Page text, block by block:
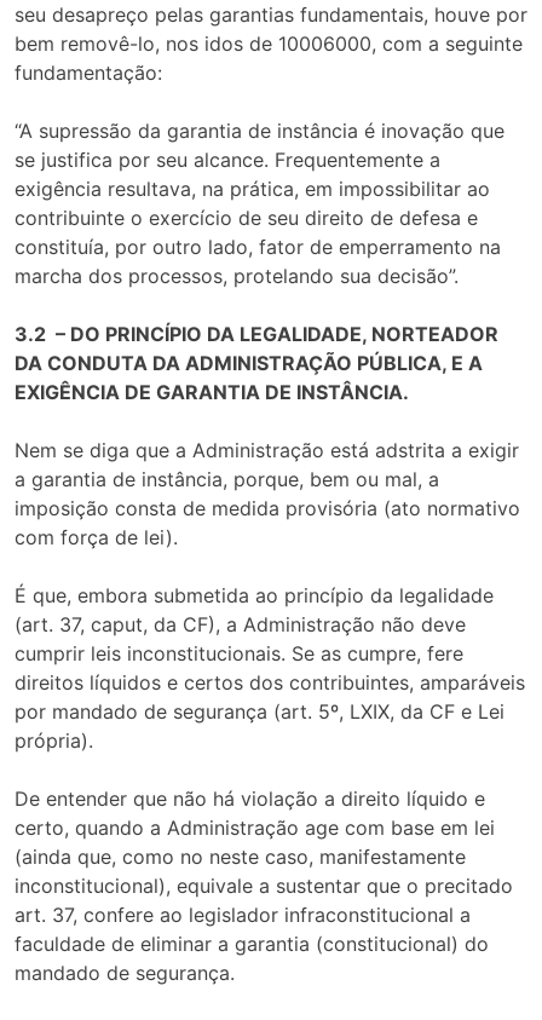
seu desapreço pelas garantias fundamentais, houve por
bem removê-lo, nos idos de 10006000, com a seguinte
fundamentação:
“A supressão da garantia de instância é inovação que
se justifica por seu alcance. Frequentemente a
exigência resultava, na prática, em impossibilitar ao
contribuinte o exercício de seu direito de defesa e
constituía, por outro lado, fator de emperramento na
marcha dos processos, protelando sua decisão”.
3.2 – DO PRINCÍPIO DA LEGALIDADE, NORTEADOR
DA CONDUTA DA ADMINISTRAÇÃO PÚBLICA, E A
EXIGÊNCIA DE GARANTIA DE INSTÂNCIA.
Nem se diga que a Administração está adstrita a exigir
a garantia de instância, porque, bem ou mal, a
imposição consta de medida provisória (ato normativo
com força de lei).
É que, embora submetida ao princípio da legalidade
(art. 37, caput, da CF), a Administração não deve
cumprir leis inconstitucionais. Se as cumpre, fere
direitos líquidos e certos dos contribuintes, amparáveis
por mandado de segurança (art. 5º, LXIX, da CF e Lei
própria).
De entender que não há violação a direito líquido e
certo, quando a Administração age com base em lei
(ainda que, como no neste caso, manifestamente
inconstitucional), equivale a sustentar que o precitado
art. 37, confere ao legislador infraconstitucional a
faculdade de eliminar a garantia (constitucional) do
mandado de segurança.